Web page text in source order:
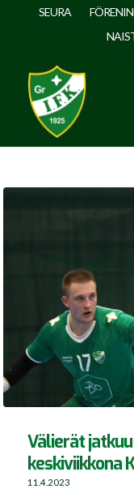
SEURA
Välierät
keskiviikkona
11.4.2023